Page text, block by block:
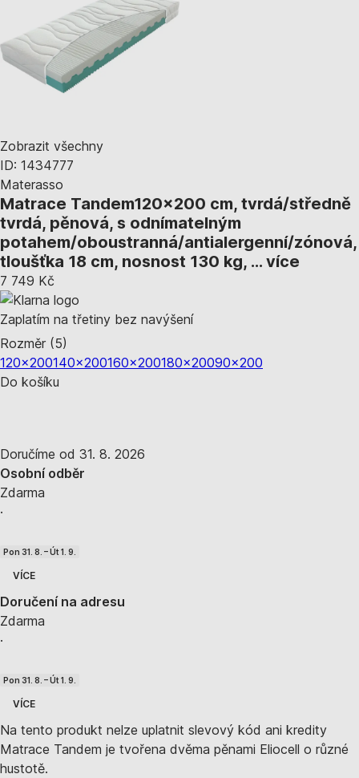
Zobrazit všechny
ID: 1434777
Materasso
Matrace Tandem120x200 cm, tvrdá/středně
tvrdá, pěnová, s odnímatelným
potahem/oboustranná/antialergenní/zónová,
tloušťka 18 cm, nosnost 130 kg, … více
7 749 Kč
Zaplatím na třetiny bez navýšení
Rozměr (5)
120x200140x200160x200180x20090x200
Do košíku
Doručíme od 31. 8. 2026
Osobní odběr
Zdarma
·
Pon 31. 8. – Út 1. 9.
VÍCE
Doručení na adresu
Zdarma
·
Pon 31. 8. – Út 1. 9.
VÍCE
Na tento produkt nelze uplatnit slevový kód ani kredity
Matrace Tandem je tvořena dvěma pěnami Eliocell o různé
hustotě.